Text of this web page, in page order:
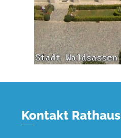
Kontakt Rathaus